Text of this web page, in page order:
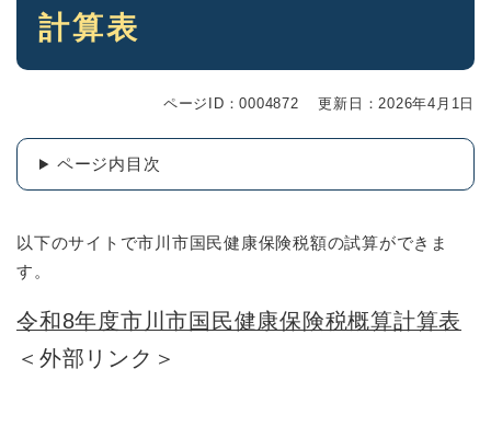
計算表
ページID：0004872 更新日：2026年4月1日
ページ内目次
以下のサイトで市川市国民健康保険税額の試算ができま
す。
令和8年度市川市国民健康保険税概算計算表
＜外部リンク＞